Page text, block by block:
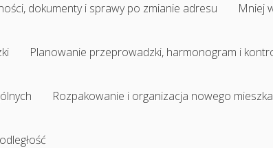
dokumenty i sprawy po zmianie adresu Mniej
Planowanie przeprowadzki, harmonogram i
Rozpakowanie i organizacja nowego